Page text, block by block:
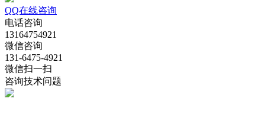
QQ在线咨询
电话咨询
13164754921
微信咨询
131-6475-4921
微信扫一扫
咨询技术问题